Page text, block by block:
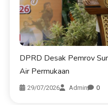
DPRD Desak Pemrov
Air Permukaan
29/07/2026 Admin 0